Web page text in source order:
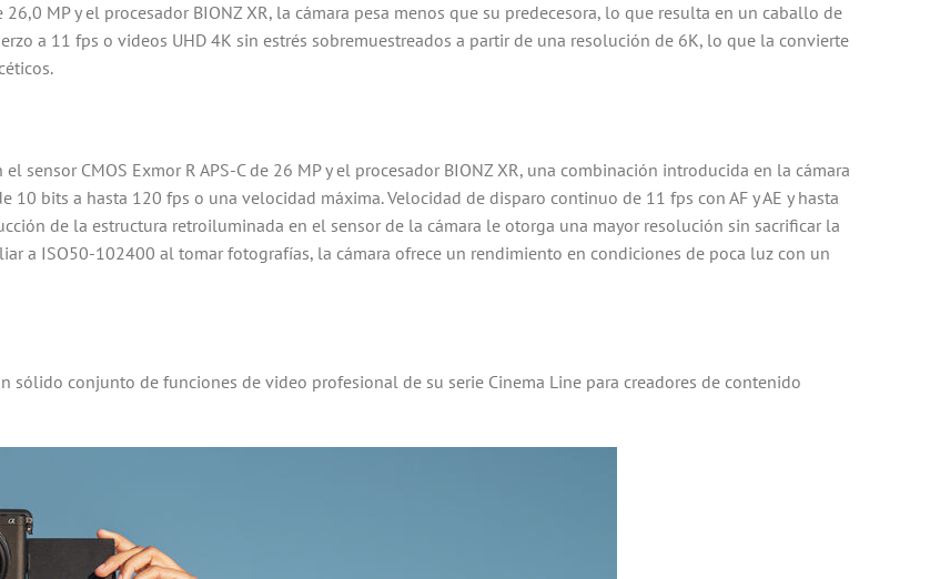
MP y el procesador BIONZ XR, la cámara pesa menos que su predecesora, lo que resulta en un caballo de
a 11 fps o videos UHD 4K sin estrés sobremuestreados a partir de una resolución de 6K, lo que la convierte
sensor CMOS Exmor R APS-C de 26 MP y el procesador BIONZ XR, una combinación introducida en la cámara
10 bits a hasta 120 fps o una velocidad máxima. Velocidad de disparo continuo de 11 fps con AF y AE y hasta
de la estructura retroiluminada en el sensor de la cámara le otorga una mayor resolución sin sacrificar la
a ISO50-102400 al tomar fotografías, la cámara ofrece un rendimiento en condiciones de poca luz con un
sólido conjunto de funciones de video profesional de su serie Cinema Line para creadores de contenido